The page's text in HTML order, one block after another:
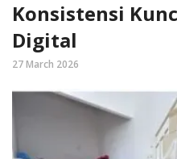
Konsistensi
Digital
27 March 2026